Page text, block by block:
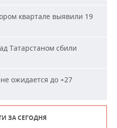
квартале выявили 19
Татарстаном сбили
ожидается до +27
ЗА СЕГОДНЯ